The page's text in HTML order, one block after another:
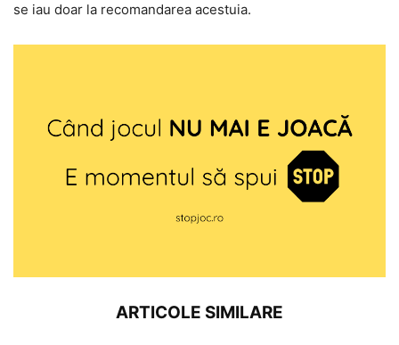
se iau doar la recomandarea acestuia.
ARTICOLE SIMILARE